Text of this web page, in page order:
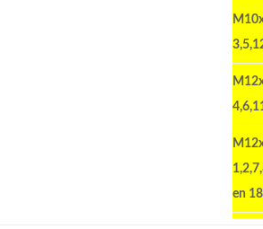
en 18